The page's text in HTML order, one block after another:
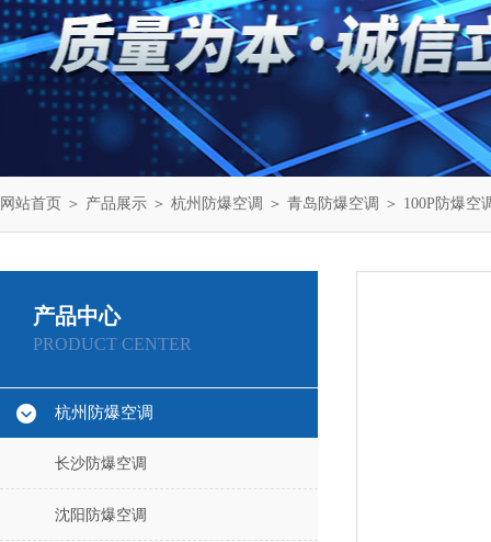
网站首页 ＞ 产品展示 ＞ 杭州防爆空调 ＞ 青岛防爆空调 ＞ 100P防爆空
产品中心
PRODUCT CENTER
杭州防爆空调
长沙防爆空调
沈阳防爆空调